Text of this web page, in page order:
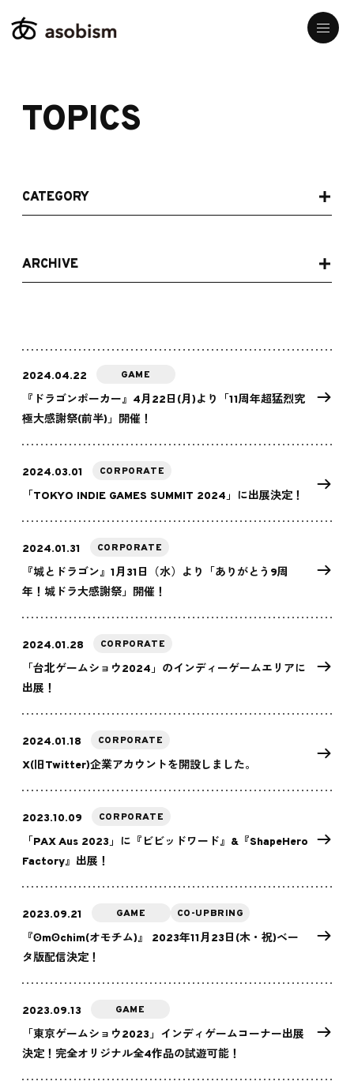
TOPICS
2024.04.22 GAME
『ドラゴンポーカー』4月22日(月)より「11周年超猛烈究
極大感謝祭(前半)」開催！
2024.03.01 CORPORATE
「TOKYO INDIE GAMES SUMMIT 2024」に出展決定！
2024.01.31 CORPORATE
『城とドラゴン』1月31日（水）より「ありがとう9周
年！城ドラ大感謝祭」開催！
2024.01.28 CORPORATE
「台北ゲームショウ2024」のインディーゲームエリアに
出展！
2024.01.18 CORPORATE
X(旧Twitter)企業アカウントを開設しました。
2023.10.09 CORPORATE
「PAX Aus 2023」に『ビビッドワード』&『ShapeHero
Factory』出展！
2023.09.21 GAME CO-UPBRING
『ʘmʘchim(オモチム)』 2023年11月23日(木・祝)ベー
タ版配信決定！
2023.09.13 GAME
「東京ゲームショウ2023」インディゲームコーナー出展
決定！完全オリジナル全4作品の試遊可能！
CATEGORY
ARCHIVE